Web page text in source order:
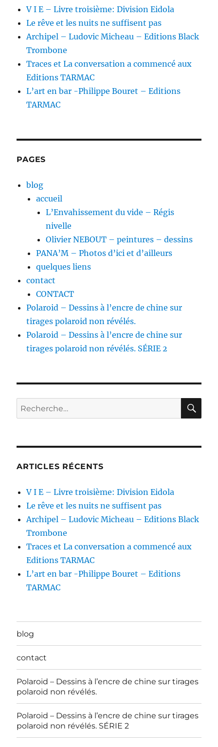
V I E – Livre troisième: Division Eidola
Le rêve et les nuits ne suffisent pas
Archipel – Ludovic Micheau – Editions Black
Trombone
Traces et La conversation a commencé aux
Editions TARMAC
L’art en bar -Philippe Bouret – Editions
TARMAC
PAGES
blog
accueil
L’Envahissement du vide – Régis
nivelle
Olivier NEBOUT – peintures – dessins
PANA’M – Photos d’ici et d’ailleurs
quelques liens
contact
CONTACT
Polaroid – Dessins à l’encre de chine sur
tirages polaroid non révélés.
Polaroid – Dessins à l’encre de chine sur
tirages polaroid non révélés. SÉRIE 2
Recherche
pour :
ARTICLES RÉCENTS
V I E – Livre troisième: Division Eidola
Le rêve et les nuits ne suffisent pas
Archipel – Ludovic Micheau – Editions Black
Trombone
Traces et La conversation a commencé aux
Editions TARMAC
L’art en bar -Philippe Bouret – Editions
TARMAC
blog
contact
Polaroid – Dessins à l’encre de chine sur tirages
polaroid non révélés.
Polaroid – Dessins à l’encre de chine sur tirages
polaroid non révélés. SÉRIE 2